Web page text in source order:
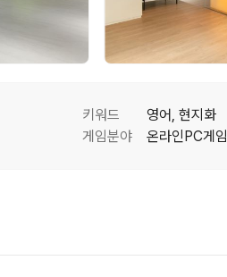
키워드
영어, 현지화
게임분야 온라인PC게임